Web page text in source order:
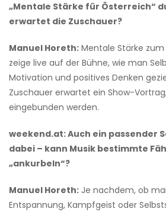
„Mentale Stärke für Österreich“
erwartet die Zuschauer?
Manuel Horeth: Mentale Stärke
zeige live auf der Bühne, wie man
Motivation und positives Denken
Zuschauer erwartet ein Show-
eingebunden werden.
weekend.at: Auch ein passender
dabei – kann Musik bestimmte
„ankurbeln“?
Manuel Horeth: Je nachdem, ob
Entspannung, Kampfgeist oder